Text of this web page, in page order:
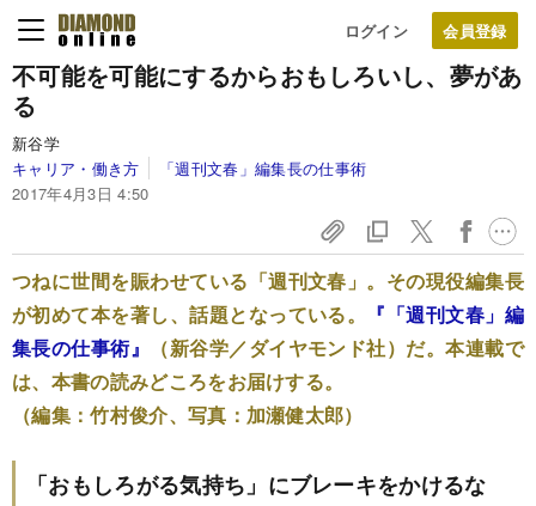
ログイン
不可能を可能にするからおもしろいし、夢があ
る
新谷学
キャリア・働き方
「週刊文春」編集長の仕事術
2017年4月3日 4:50
つねに世間を賑わせている「週刊文春」。その現役編集長
が初めて本を著し、話題となっている。
『「週刊文春」編
集長の仕事術』
（新谷学／ダイヤモンド社）だ。本連載で
は、本書の読みどころをお届けする。
（編集：竹村俊介、写真：加瀬健太郎）
「おもしろがる気持ち」にブレーキをかけるな